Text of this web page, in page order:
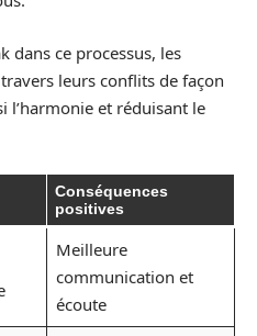
dans ce processus, les
leurs conflits de façon
l’harmonie et réduisant le
Conséquences
positives
Meilleure
communication et
écoute